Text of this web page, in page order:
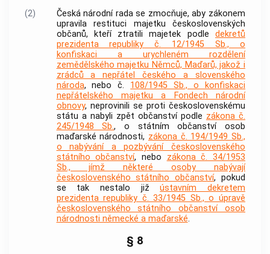
(2)
Česká národní rada se zmocňuje, aby zákonem
upravila restituci majetku československých
občanů, kteří ztratili majetek podle dekretů
prezidenta republiky č. 12/1945 Sb., o
konfiskaci a urychleném rozdělení
zemědělského majetku Němců, Maďarů, jakož i
zrádců a nepřátel českého a slovenského
národa, nebo č. 108/1945 Sb., o konfiskaci
nepřátelského majetku a Fondech národní
obnovy, neprovinili se proti československému
státu a nabyli zpět občanství podle zákona č.
245/1948 Sb., o státním občanství osob
maďarské národnosti, zákona č. 194/1949 Sb.,
o nabývání a pozbývání československého
státního občanství, nebo zákona č. 34/1953
Sb., jímž některé osoby nabývají
československého státního občanství, pokud
se tak nestalo jižústavním dekretem
prezidenta republiky č. 33/1945 Sb., o úpravě
československého státního občanství osob
národnosti německé a maďarské.
§ 8